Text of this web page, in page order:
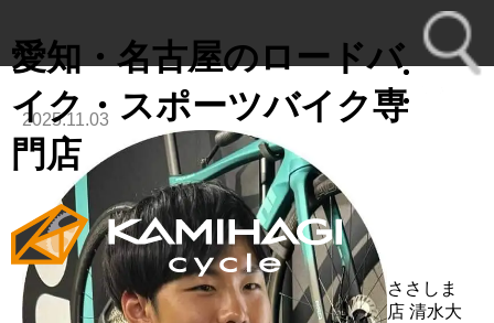
愛知・名古屋のロードバ
イク・スポーツバイク専
門店
2025.11.03
ささしま
店 清水大